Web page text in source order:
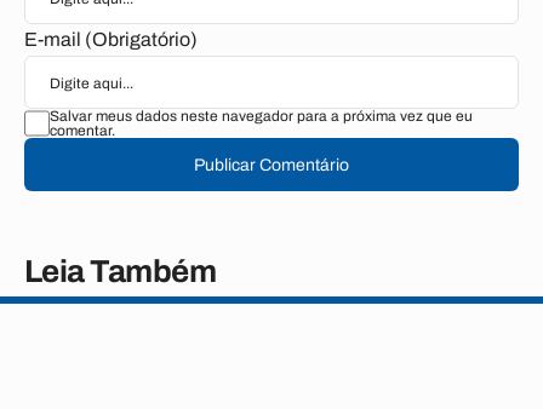
E-mail (Obrigatório)
Salvar meus dados neste navegador para a próxima vez que eu
comentar.
Publicar Comentário
Leia Também